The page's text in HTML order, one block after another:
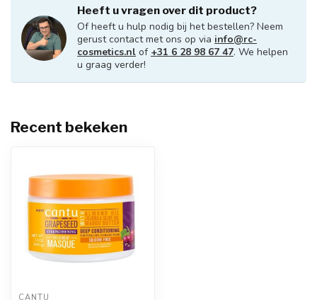
Heeft u vragen over dit product?
Of heeft u hulp nodig bij het bestellen? Neem
gerust contact met ons op via info@rc-
cosmetics.nl of +31 6 28 98 67 47. We helpen
u graag verder!
Recent bekeken
CANTU